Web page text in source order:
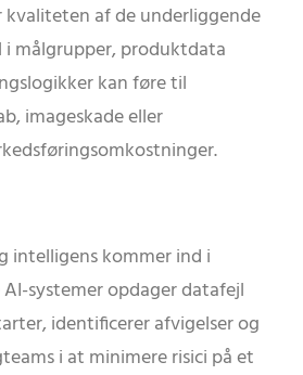
af de underliggende
i målgrupper, produktdata
kan føre til
imageskade eller
intelligens kommer ind i
systemer opdager datafejl
identificerer afvigelser og
i at minimere risici på et